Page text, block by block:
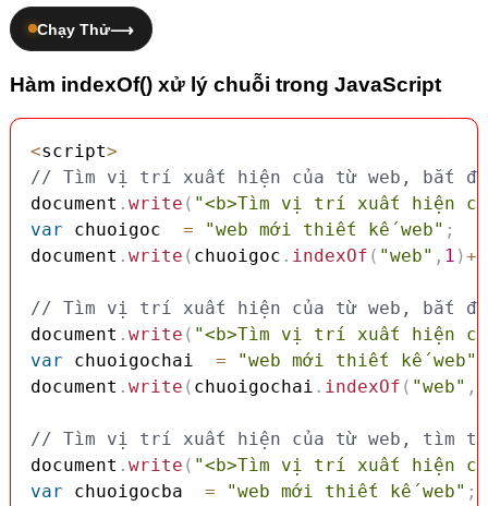
Chạy Thử
Hàm indexOf() xử lý chuỗi trong JavaScript
<script>
// Tìm vị trí xuất hiện của từ web, bắt
document . write ( "<b>Tìm vị trí xuất hiện
var chuoigoc = "web mới thiết kế web" ;
document . write ( chuoigoc . indexOf ( "web" , 1 )+
// Tìm vị trí xuất hiện của từ web, bắt
document . write ( "<b>Tìm vị trí xuất hiện
var chuoigochai = "web mới thiết kế web"
document . write ( chuoigochai . indexOf ( "web" ,
// Tìm vị trí xuất hiện của từ web, tìm
document . write ( "<b>Tìm vị trí xuất hiện
var chuoigocba = "web mới thiết kế web" ;